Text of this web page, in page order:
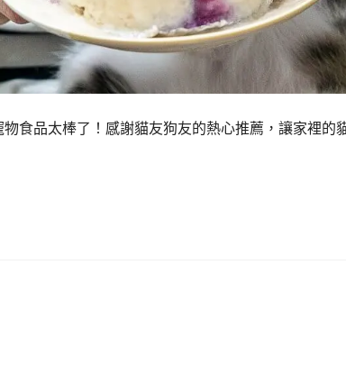
物食品太棒了！感謝貓友狗友的熱心推薦，讓家裡